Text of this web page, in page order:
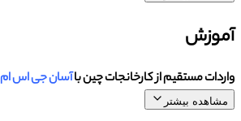
آموزش
واردات مستقیم از کارخانجات چین باآسان جی اس ام
مشاهده بیشتر